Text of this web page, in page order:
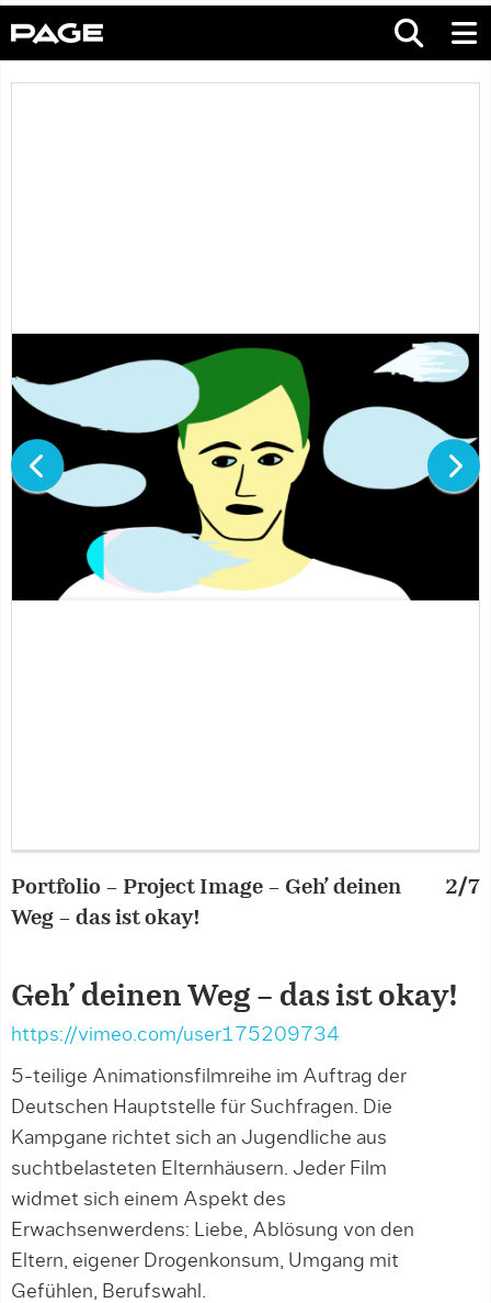
Portfolio – Project Image – Geh’ deinen
Weg – das ist okay!
2/7
Geh’ deinen Weg – das ist okay!
https://vimeo.com/user175209734
5-teilige Animationsfilmreihe im Auftrag der
Deutschen Hauptstelle für Suchfragen. Die
Kampgane richtet sich an Jugendliche aus
suchtbelasteten Elternhäusern. Jeder Film
widmet sich einem Aspekt des
Erwachsenwerdens: Liebe, Ablösung von den
Eltern, eigener Drogenkonsum, Umgang mit
Gefühlen, Berufswahl.